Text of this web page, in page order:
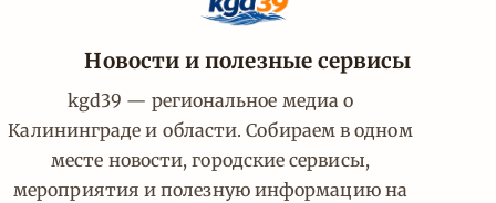
Новости и полезные сервисы
kgd39 — региональное медиа о
Калининграде и области. Собираем в одном
месте новости, городские сервисы,
мероприятия и полезную информацию на